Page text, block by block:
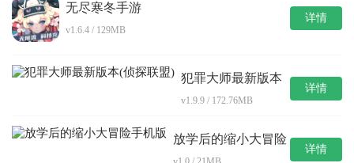
无尽寒冬手游
v1.6.4 / 129MB
详情
犯罪大师最新版本
v1.9.9 / 172.76MB
详情
放学后的缩小大冒险
详情